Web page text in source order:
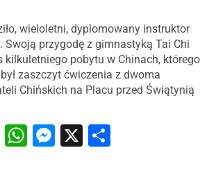
wieloletni, dyplomowany instruktor
Swoją przygodę z gimnastyką Tai Chi
kilkuletniego pobytu w Chinach, którego
zaszczyt ćwiczenia z dwoma
Chińskich na Placu przed Świątynią
EmailWhatsApp
Messenger
X